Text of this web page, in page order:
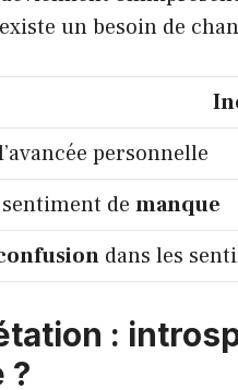
un besoin de
personnelle
de manque
dans les
:
?